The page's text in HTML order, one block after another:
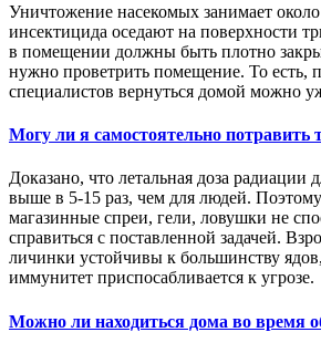
Уничтожение насекомых занимает
инсектицида оседают на поверхности
в помещении должны быть плотно
нужно проветрить помещение. То есть,
специалистов вернуться домой можно
Могу ли я самостоятельно потравить
Доказано, что летальная доза радиации
выше в 5-15 раз, чем для людей.
магазинные спреи, гели, ловушки не
справиться с поставленной задачей.
личинки устойчивы к большинству
иммунитет приспосабливается к угрозе.
Можно ли находиться дома во время